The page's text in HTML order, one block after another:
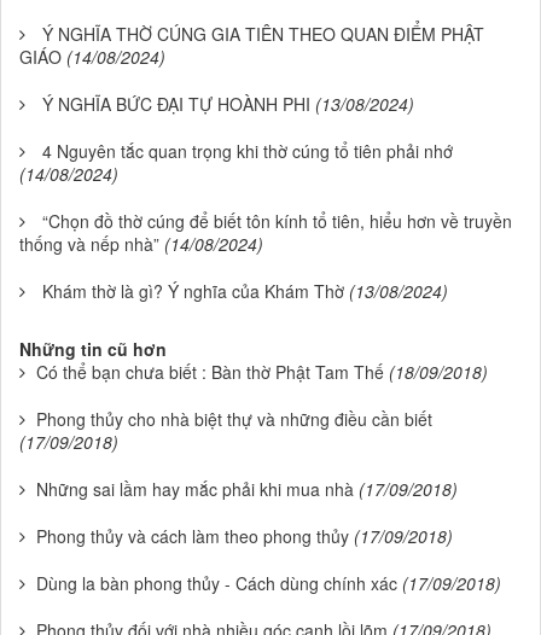
Ý NGHĨA THỜ CÚNG GIA TIÊN THEO QUAN ĐIỂM PHẬT
GIÁO (14/08/2024)
Ý NGHĨA BỨC ĐẠI TỰ HOÀNH PHI (13/08/2024)
4 Nguyên tắc quan trọng khi thờ cúng tổ tiên phải nhớ
(14/08/2024)
“Chọn đồ thờ cúng để biết tôn kính tổ tiên, hiểu hơn về truyền
thống và nếp nhà” (14/08/2024)
Khám thờ là gì? Ý nghĩa của Khám Thờ (13/08/2024)
Những tin cũ hơn
Có thể bạn chưa biết : Bàn thờ Phật Tam Thế (18/09/2018)
Phong thủy cho nhà biệt thự và những điều cần biết
(17/09/2018)
Những sai lầm hay mắc phải khi mua nhà (17/09/2018)
Phong thủy và cách làm theo phong thủy (17/09/2018)
Dùng la bàn phong thủy - Cách dùng chính xác (17/09/2018)
Phong thủy đối với nhà nhiều góc cạnh lồi lõm (17/09/2018)